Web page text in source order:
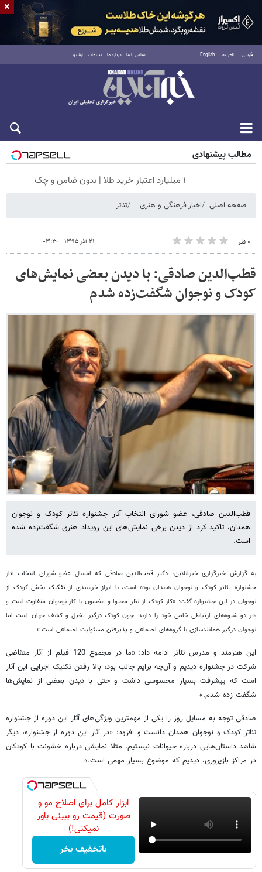
فارسی العربية English تماس با ما درباره ما تبلیغات آرشیو
پنجشنبه ۱۵ مرداد ۱۴۰۵
مطالب پیشنهادی
۱ میلیارد اعتبار خرید طلا | بدون ضامن و چک
صفحه اصلی اخبار فرهنگی و هنری تئاتر
۰ نفر ۲۱ آذر ۱۳۹۵ - ۰۳:۳۰
قطب‌الدین صادقی: با دیدن بعضی نمایش‌های
کودک و نوجوان شگفت‌زده شدم
قطب‌الدین صادقی، عضو شورای انتخاب آثار جشنواره تئاتر کودک و نوجوان
همدان، تاکید کرد از دیدن برخی نمایش‌های این رویداد هنری شگفت‌زده شده
است.
به گزارش خبرگزاری خبرآنلاین، دکتر قطب‌الدین صادقی که امسال عضو شورای انتخاب آثار
جشنواره تئاتر کودک و نوجوان همدان بوده است، با ابراز خرسندی از تفکیک بخش کودک از
نوجوان در این جشنواره گفت: «کار کودک از نظر محتوا و مضمون با کار نوجوان متفاوت است و
هر دو شیوه‌های ارتباطی خاص خود را دارند. چون کودک درگیر تخیل و کشف جهان است اما
نوجوان درگیر همانندسازی با گروه‌های اجتماعی و پذیرفتن مسئولیت اجتماعی است.»
این هنرمند و مدرس تئاتر ادامه داد: «ما در مجموع 120 فیلم از آثار متقاضی
شرکت در جشنواره دیدیم و آن‌چه برایم جالب بود، بالا رفتن تکنیک اجرایی این آثار
است که پیشرفت بسیار محسوسی داشت و حتی با دیدن بعضی از نمایش‌ها
شگفت زده شدم.»
صادقی توجه به مسایل روز را یکی از مهمترین ویژگی‌های آثار این دوره از جشنواره
تئاتر کودک و نوجوان همدان دانست و افزود: «در آثار این دوره از جشنواره، دیگر
شاهد داستان‌هایی درباره حیوانات نیستیم. مثلا نمایشی درباره خشونت با کودکان
در مراکز بازپروری، دیدیم که موضوع بسیار مهمی است.»
ابزار کامل برای اصلاح مو و
صورت (قیمت رو ببینی باور
نمیکنی!)
باتخفیف بخر
×